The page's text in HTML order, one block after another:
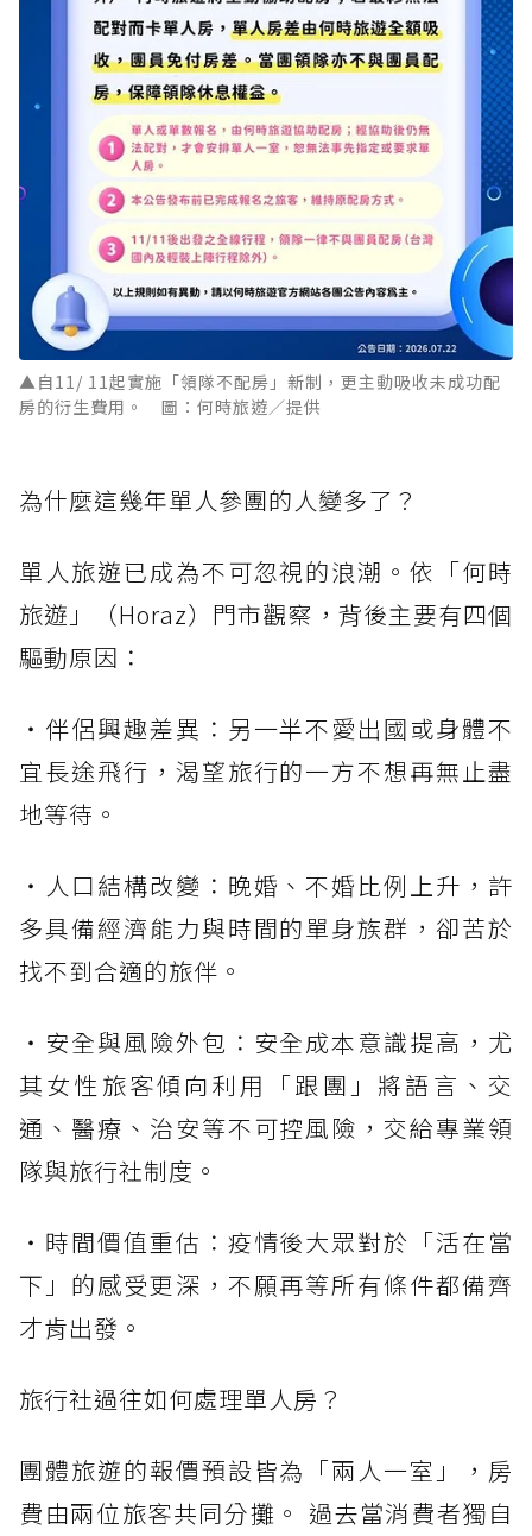
▲自11/ 11起實施「領隊不配房」新制，更主動吸收未成功配
房的衍生費用。 圖：何時旅遊／提供
為什麼這幾年單人參團的人變多了？
單人旅遊已成為不可忽視的浪潮。依「何時
旅遊」（Horaz）門市觀察，背後主要有四個
驅動原因：
・伴侶興趣差異：另一半不愛出國或身體不
宜長途飛行，渴望旅行的一方不想再無止盡
地等待。
・人口結構改變：晚婚、不婚比例上升，許
多具備經濟能力與時間的單身族群，卻苦於
找不到合適的旅伴。
・安全與風險外包：安全成本意識提高，尤
其女性旅客傾向利用「跟團」將語言、交
通、醫療、治安等不可控風險，交給專業領
隊與旅行社制度。
・時間價值重估：疫情後大眾對於「活在當
下」的感受更深，不願再等所有條件都備齊
才肯出發。
旅行社過往如何處理單人房？
團體旅遊的報價預設皆為「兩人一室」，房
費由兩位旅客共同分攤。 過去當消費者獨自